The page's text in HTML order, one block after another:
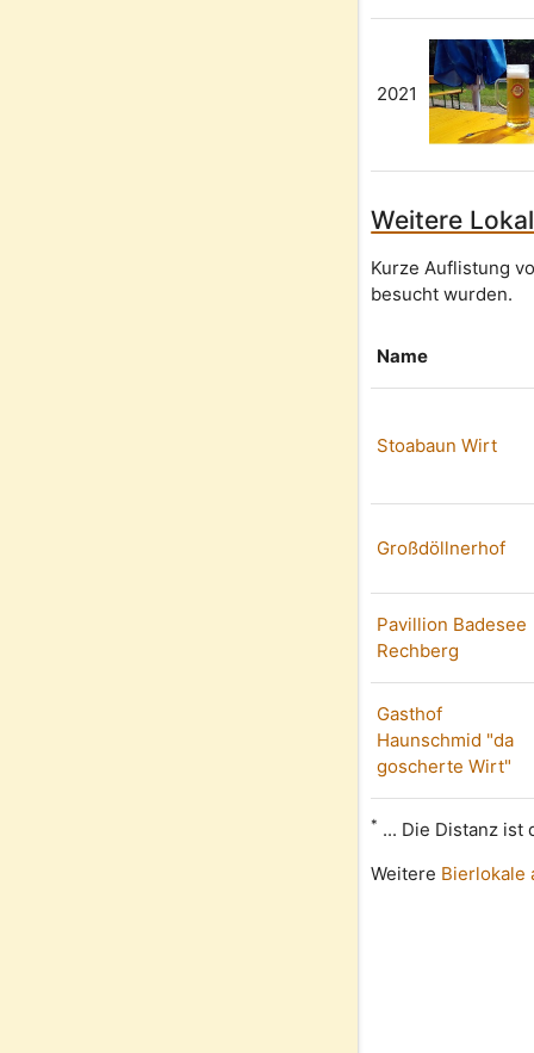
2021
Weitere
Kurze Auflistung
besucht wurden.
Name
Stoabaun Wirt
Großdöllnerhof
Pavillion Badesee
Rechberg
Gasthof
Haunschmid "da
goscherte Wirt"
* ... Die Distanz ist
Weitere Bierlokale